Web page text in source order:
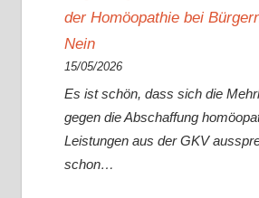
der Homöopathie bei
Nein
15/05/2026
Es ist schön, dass sich die
gegen die Abschaffung
Leistungen aus der GKV
schon…